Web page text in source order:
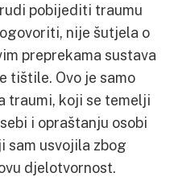
pobijediti traumu
nije šutjela o
preprekama sustava
tištile. Ovo je samo
traumi, koji se temelji
i opraštanju osobi
sam usvojila zbog
djelotvornost.